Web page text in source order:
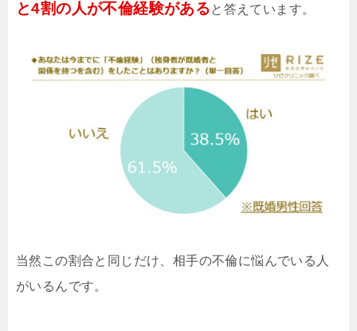
と4割の人が不倫経験があると答えています。
当然この割合と同じだけ、相手の不倫に悩んでいる人
がいるんです。